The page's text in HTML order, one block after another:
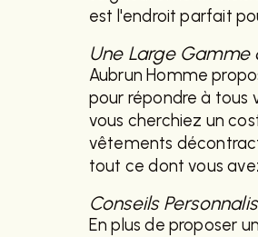
est l'endroit parfait
Une Large Gamme
Aubrun Homme
pour répondre à tous
vous cherchiez un
vêtements
tout ce dont vous
Conseils
En plus de proposer